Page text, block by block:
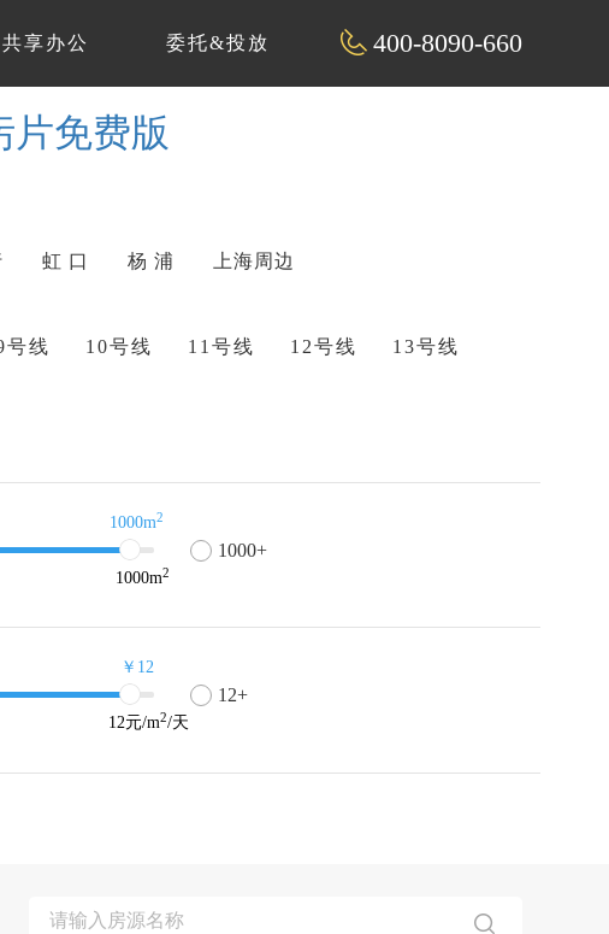
片免费版
400-8090-660
共享办公 委托&投放
虹 口 杨 浦 上海周边
号线 10号线 11号线 12号线 13号线
1000m2
1000m2
1000+
￥12
12元/m2/天
12+